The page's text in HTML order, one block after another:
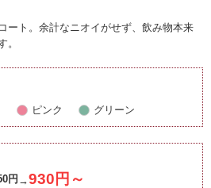
ート。余計なニオイがせず、飲み物本来
。
ピンク グリーン
円
930円～